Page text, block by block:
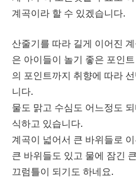
계곡이라 할 수 있겠습니다.
산줄기를 따라 길게 이어진
은 아이들이 놀기 좋은 포인
의 포인트까지 취향에 따라
니다.
물도 맑고 수심도 어느정도
식하고 있습니다.
계곡이 넓어서 큰 바위들로
큰 바위들도 있고 물에 잠긴
끄럼틀이 되기도 하네요.